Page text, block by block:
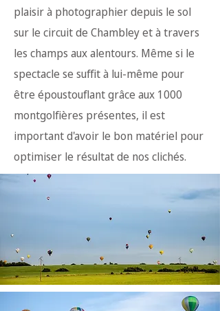
plaisir à photographier depuis le sol
sur le circuit de Chambley et à travers
les champs aux alentours. Même si le
spectacle se suffit à lui-même pour
être époustouflant grâce aux 1000
montgolfières présentes, il est
important d'avoir le bon matériel pour
optimiser le résultat de nos clichés.